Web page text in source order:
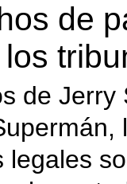
de
de
legales